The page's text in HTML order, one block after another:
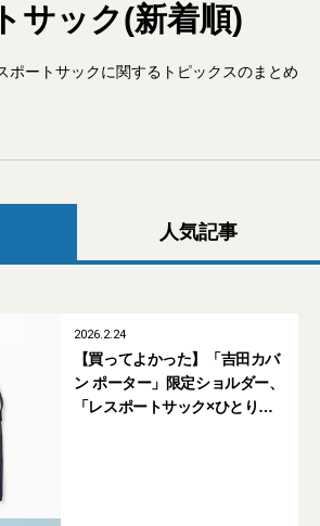
サック(新着順)
ポートサックに関するトピックスのまとめ
人気記事
2026.2.24
【買ってよかった】「吉田カバ
ン ポーター」限定ショルダー、
「レスポートサック×ひとりっ